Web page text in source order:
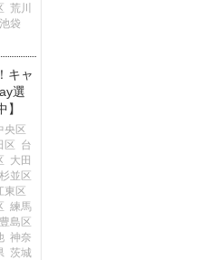
荒川
池袋
キャ
選
央区
区 台
大田
杉並区
東区
練馬
豊島区
神奈
茨城